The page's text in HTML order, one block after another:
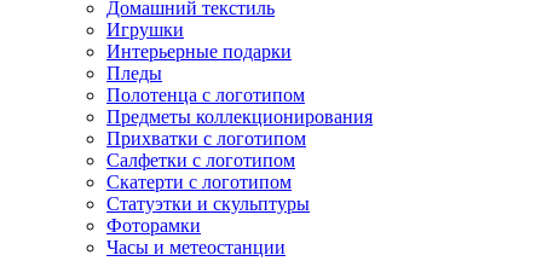
Домашний текстиль
Игрушки
Интерьерные подарки
Пледы
Полотенца с логотипом
Предметы коллекционирования
Прихватки с логотипом
Салфетки с логотипом
Скатерти с логотипом
Статуэтки и скульптуры
Фоторамки
Часы и метеостанции